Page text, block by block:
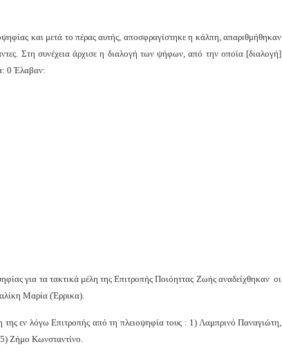
και μετά το πέρας αυτής, αποσφραγίστηκε η κάλπη, απαριθμήθηκαν
Στη συνέχεια άρχισε η διαλογή των ψήφων, από την οποία [διαλογή]
0 Έλαβαν:
για τα τακτικά μέλη της Επιτροπής Ποιόηττας Ζωής αναδείχθηκαν οι
Μαρία (Έρρικα).
εν λόγω Επιτροπής από τη πλειοψηφία τους : 1) Λαμπρινό Παναγιώτη,
Ζήμο Κωνσταντίνο.